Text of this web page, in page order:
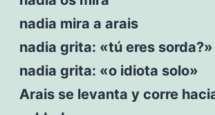
nadia mira a arais
nadia grita: «tú eres sorda?»
nadia grita: «o idiota solo»
Arais se levanta y corre